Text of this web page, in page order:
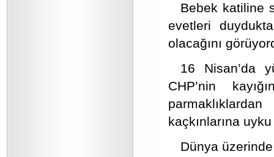
Bebek katiline
evetleri
olacağını
16 Nisan’da
CHP’nin
kaçkınlarına
Dünya